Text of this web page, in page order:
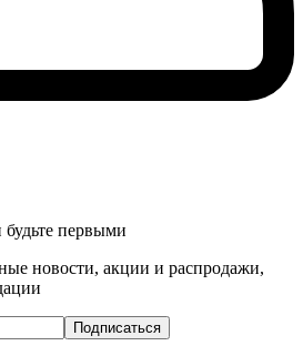
первыми
новости, акции и распродажи,
Подписаться